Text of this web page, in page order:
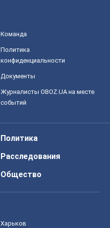
Команда
Политика
конфиденциальности
Документы
Журналисты OBOZ.UA на месте
событий
Политика
Расследования
Общество
Харьков